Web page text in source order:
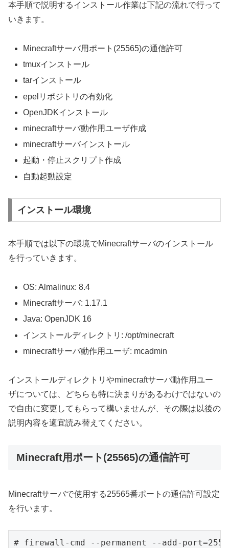
本手順で説明するインストール作業は下記の流れで行って
いきます。
Minecraftサーバ用ポート(25565)の通信許可
tmuxインストール
tarインストール
epelリポジトリの有効化
OpenJDKインストール
minecraftサーバ動作用ユーザ作成
minecraftサーバインストール
起動・停止スクリプト作成
自動起動設定
インストール環境
本手順では以下の環境でMinecraftサーバのインストール
を行っていきます。
OS: Almalinux: 8.4
Minecraftサーバ: 1.17.1
Java: OpenJDK 16
インストールディレクトリ: /opt/minecraft
minecraftサーバ動作用ユーザ: mcadmin
インストールディレクトリやminecraftサーバ動作用ユー
ザについては、どちらも特に決まりがあるわけではないの
で自由に変更してもらって構いませんが、その際は以後の
説明内容を適宜読み替えてください。
Minecraft用ポート(25565)の通信許可
Minecraftサーバで使用する25565番ポートの通信許可設定
を行います。
# firewall-cmd --permanent --add-